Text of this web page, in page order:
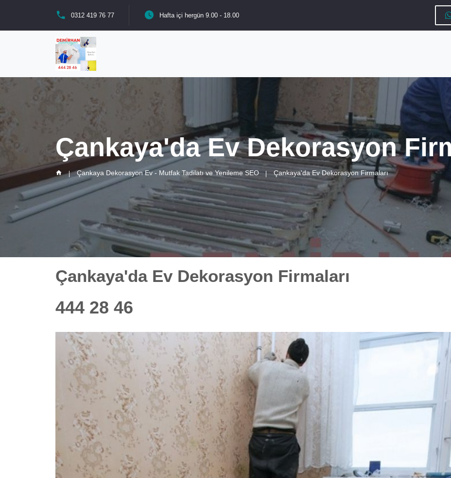
0312 419 76 77 Hafta içi hergün 9.00 - 18.00
Çankaya'da Ev Dekorasyon
Çankaya Dekorasyon Ev - Mutfak Tadilatı ve Yenileme SEO Çankaya'da Ev Dekorasyon Firmaları
Çankaya'da Ev Dekorasyon Firmaları
444 28 46